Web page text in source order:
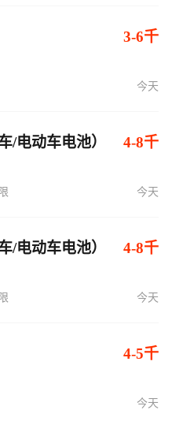
3-6千
今天
/电动车电池） 4-8千
今天
/电动车电池） 4-8千
今天
4-5千
今天